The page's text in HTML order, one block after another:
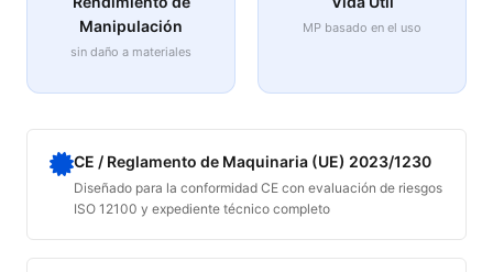
Manipulación
sin daño a materiales
MP basado en el uso
CE / Reglamento de Maquinaria (UE) 2023/1230
Diseñado para la conformidad CE con evaluación de riesgos
ISO 12100 y expediente técnico completo